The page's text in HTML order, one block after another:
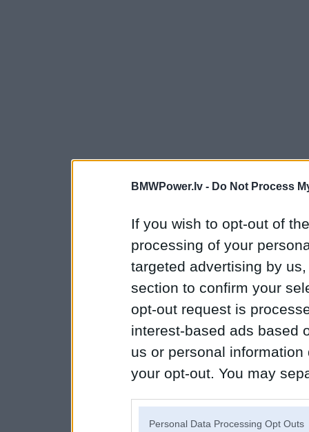
BMWPower.lv - Do Not Process
If you wish to opt-out of
processing of your
targeted advertising by
section to confirm your
opt-out request is
interest-based ads based
us or personal
your opt-out. You may
Personal Data Processing Opt Outs